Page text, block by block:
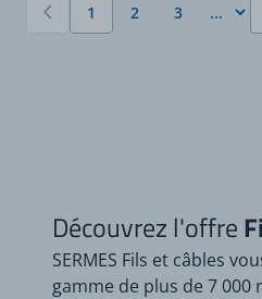
Vous lisez actuellement
1 Page
2 Page
3
Découvrez l'offre
SERMES Fils et câbles
gamme de plus de 7 000